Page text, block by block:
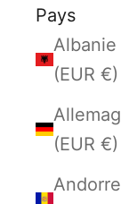
Pays
Albanie
(EUR €)
(EUR €)
Andorre